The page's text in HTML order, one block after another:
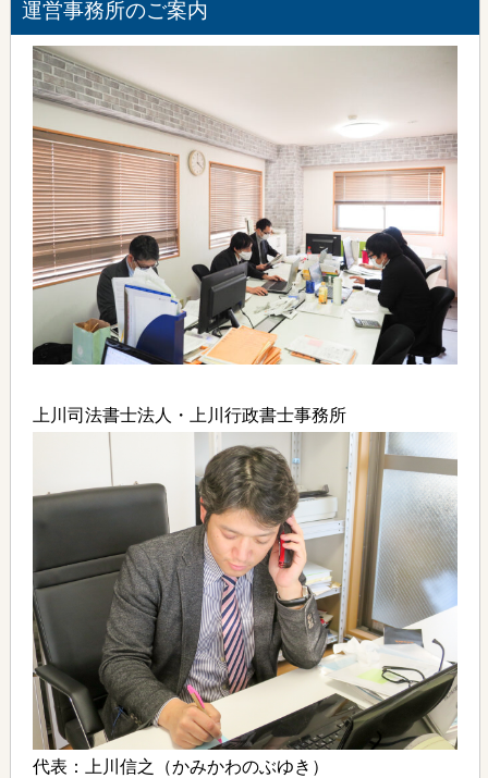
運営事務所のご案内
上川司法書士法人・上川行政書士事務所
代表：上川信之（かみかわのぶゆき）